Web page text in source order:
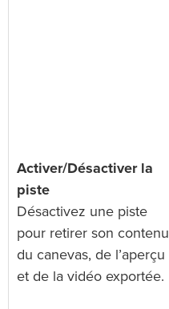
Activer/Désactiver la
piste
Désactivez une piste
pour retirer son contenu
du canevas, de l’aperçu
et de la vidéo exportée.